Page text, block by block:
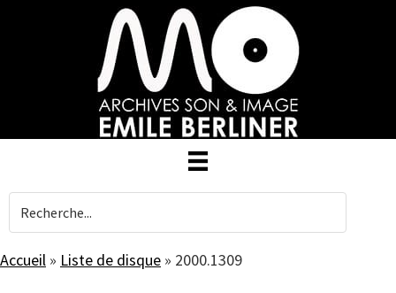
Accueil » Liste de disque » 2000.1309